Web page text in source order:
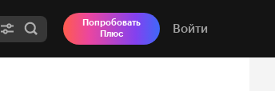
Попробовать
Плюс
Войти